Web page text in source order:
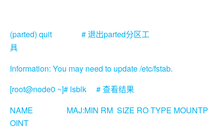
(parted) quit # 退出parted分区工
具
Information: You may need to update /etc/fstab.
[root@node0 ~]# lsblk # 查看结果
NAME MAJ:MIN RM SIZE RO TYPE MOUNTP
OINT